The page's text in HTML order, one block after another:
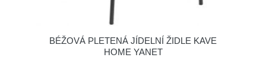
BÉŽOVÁ PLETENÁ JÍDELNÍ ŽIDLE KAVE
HOME YANET